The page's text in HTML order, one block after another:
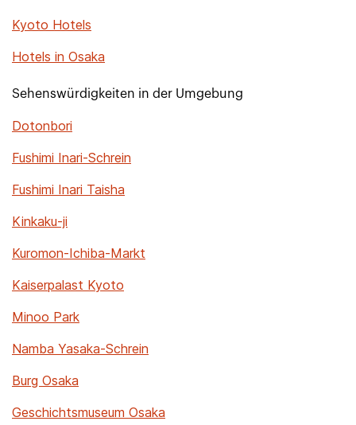
Kyoto Hotels
Hotels in Osaka
Sehenswürdigkeiten in der Umgebung
Dotonbori
Fushimi Inari-Schrein
Fushimi Inari Taisha
Kinkaku-ji
Kuromon-Ichiba-Markt
Kaiserpalast Kyoto
Minoo Park
Namba Yasaka-Schrein
Burg Osaka
Geschichtsmuseum Osaka